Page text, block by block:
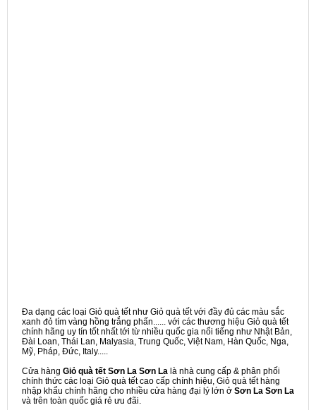
Đa dạng các loại Giỏ quà tết như Giỏ quà tết với đầy đủ các màu sắc
xanh đỏ tím vàng hồng trắng phấn...... với các thương hiệu Giỏ quà tết
chính hãng uy tín tốt nhất tới từ nhiều quốc gia nổi tiếng như Nhật Bản,
Đài Loan, Thái Lan, Malyasia, Trung Quốc, Việt Nam, Hàn Quốc, Nga,
Mỹ, Pháp, Đức, Italy.....
Cửa hàng Giỏ quà tết Sơn La Sơn La là nhà cung cấp & phân phối
chính thức các loại Giỏ quà tết cao cấp chính hiệu, Giỏ quà tết hàng
nhập khẩu chính hãng cho nhiều cửa hàng đại lý lớn ở Sơn La Sơn La
và trên toàn quốc giá rẻ ưu đãi.